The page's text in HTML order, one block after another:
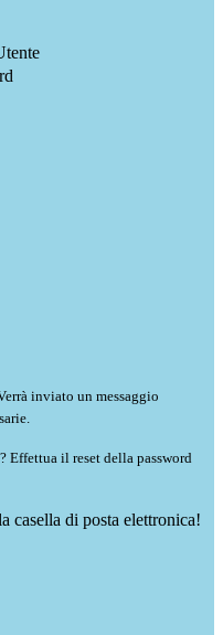
inviato un messaggio
Effettua il reset della password
casella di posta elettronica!